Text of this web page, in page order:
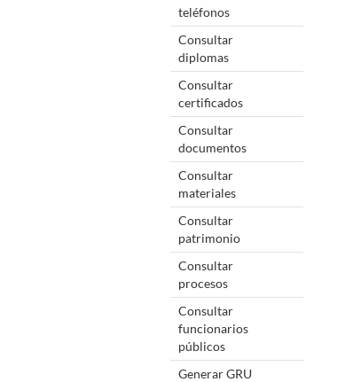
teléfonos
Consultar
diplomas
Consultar
certificados
Consultar
documentos
Consultar
materiales
Consultar
patrimonio
Consultar
procesos
Consultar
funcionarios
públicos
Generar GRU